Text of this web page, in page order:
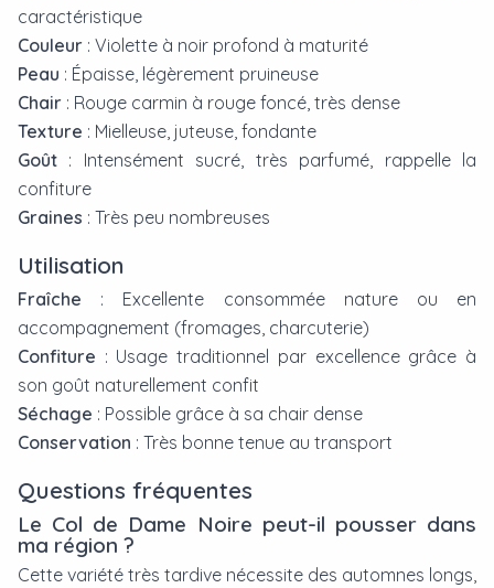
caractéristique
Couleur : Violette à noir profond à maturité
Peau : Épaisse, légèrement pruineuse
Chair : Rouge carmin à rouge foncé, très dense
Texture : Mielleuse, juteuse, fondante
Goût : Intensément sucré, très parfumé, rappelle la
confiture
Graines : Très peu nombreuses
Utilisation
Fraîche : Excellente consommée nature ou en
accompagnement (fromages, charcuterie)
Confiture : Usage traditionnel par excellence grâce à
son goût naturellement confit
Séchage : Possible grâce à sa chair dense
Conservation : Très bonne tenue au transport
Questions fréquentes
Le Col de Dame Noire peut-il pousser dans
ma région ?
Cette variété très tardive nécessite des automnes longs,